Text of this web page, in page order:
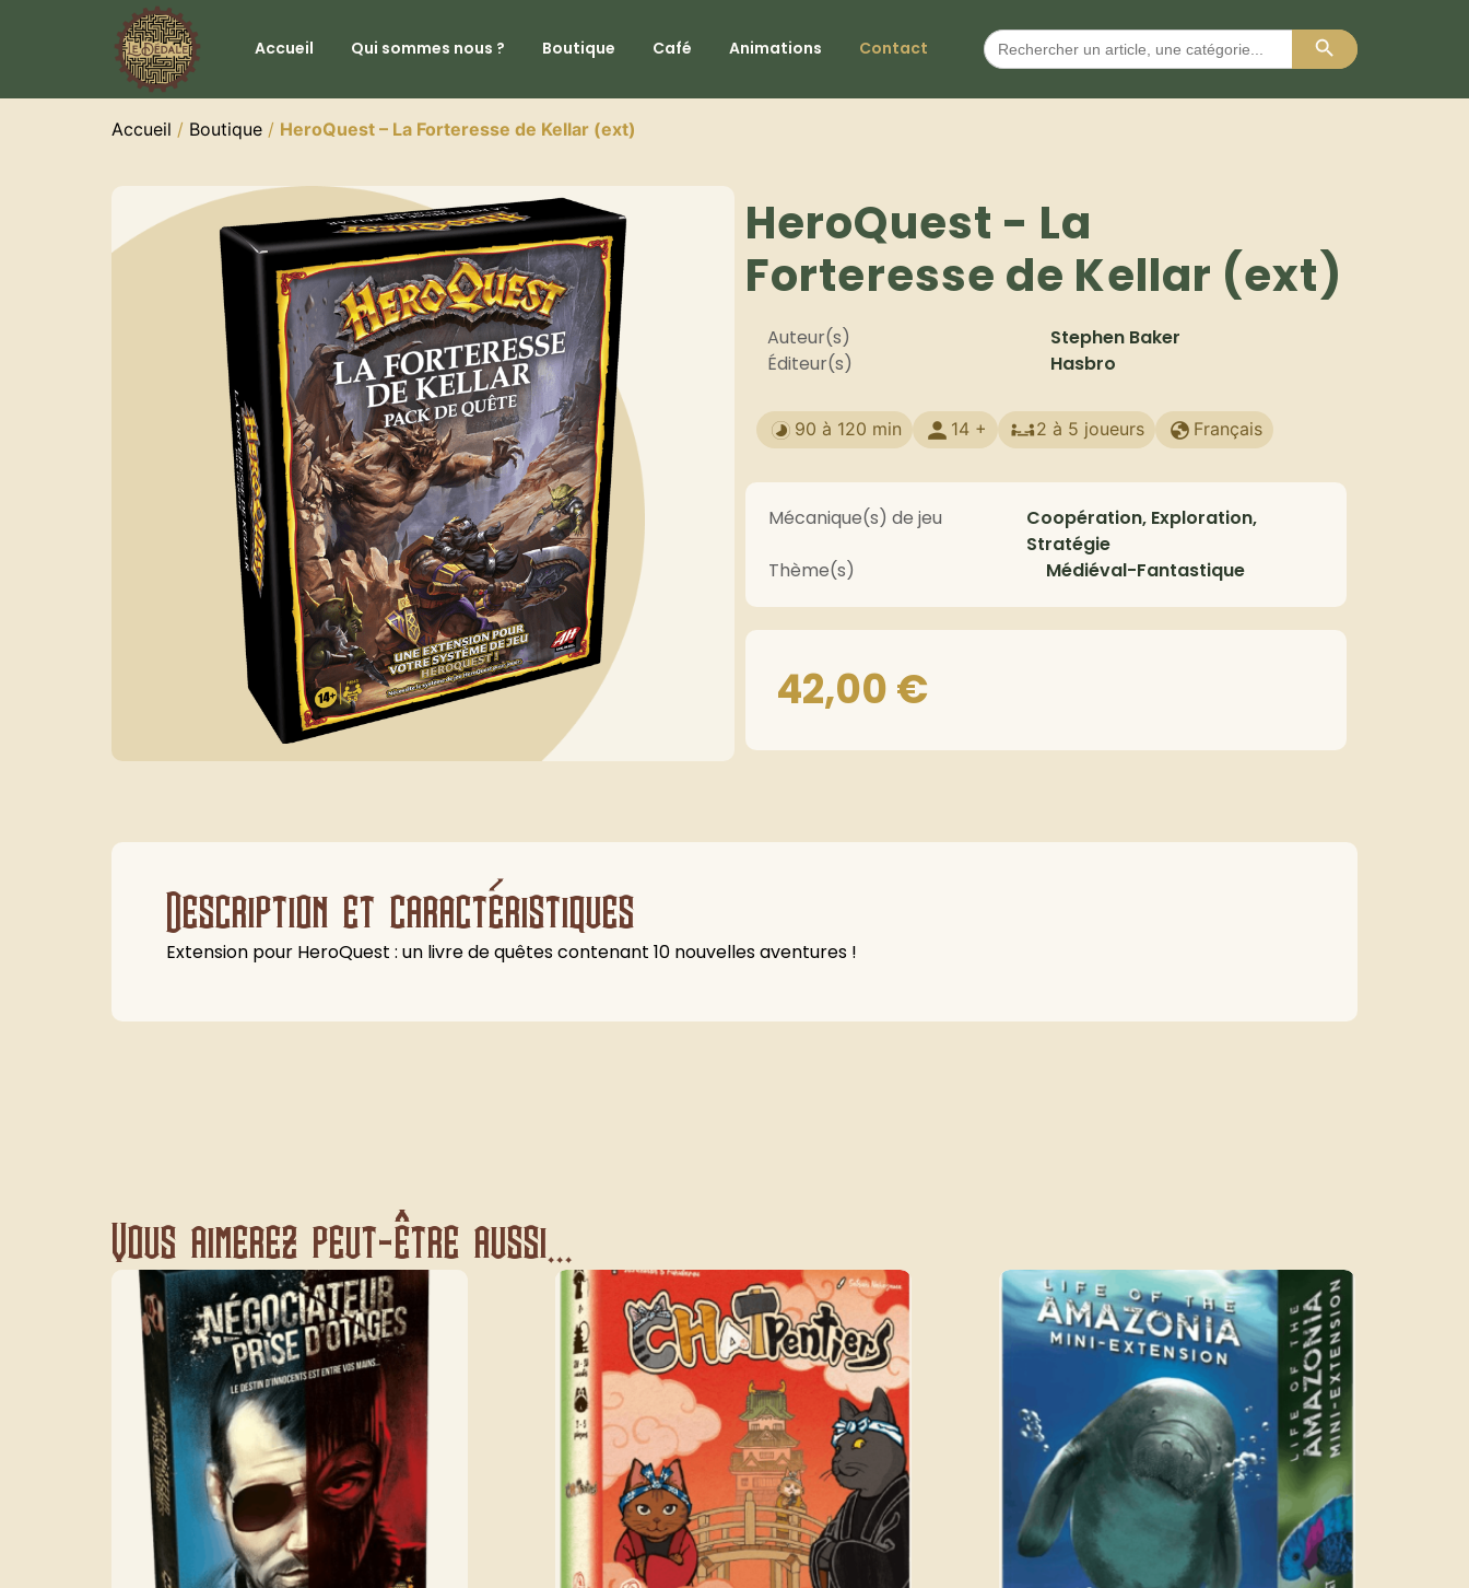
Accueil Qui sommes nous ? Boutique Café Animations Contact
Search
for:
Search Button
Accueil / Boutique / HeroQuest – La Forteresse de Kellar (ext)
HeroQuest - La
Forteresse de Kellar (ext)
Auteur(s)
Stephen Baker
Éditeur(s)
Hasbro
90 à 120 min 14 + 2 à 5 joueurs Français
Mécanique(s) de jeu
Coopération, Exploration,
Stratégie
Thème(s)
Médiéval-Fantastique
42,00€
Description et caractéristiques
Extension pour HeroQuest : un livre de quêtes contenant 10 nouvelles aventures !
Vous aimerez peut-être aussi...